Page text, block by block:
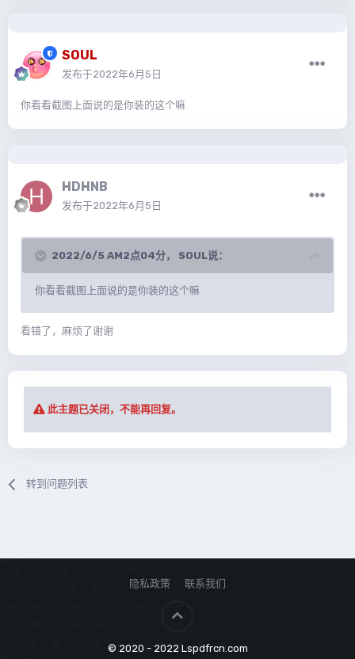
SOUL
发布于2022年6月5日
你看看截图上面说的是你装的这个嘛
HDHNB
发布于2022年6月5日
2022/6/5 AM2点04分， SOUL说：
你看看截图上面说的是你装的这个嘛
看错了，麻烦了谢谢
此主题已关闭，不能再回复。
转到问题列表
隐私政策 联系我们
© 2020 - 2022 Lspdfrcn.com